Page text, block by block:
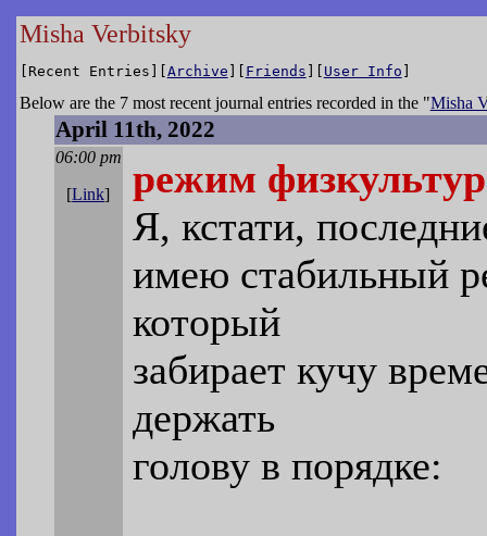
Misha Verbitsky
[Recent Entries][Archive ][ Friends ][ User Info ]
Below are the 7 most recent journal entries recorded in the "Misha
April 11th, 2022
06:00 pm
[Link]
режим
Я, кстати,
имею стабильный
который
забирает кучу
держать
голову в порядке: